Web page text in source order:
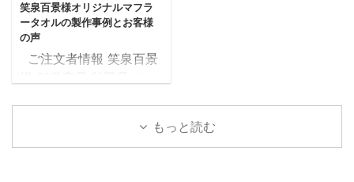
納品 補足 お客様から頂
いた写真を基に製作 目次
1 フェイスタオル製作事
例1.1 デザイン確定までの
流れ1.2 確定したデザイ
ンデータ1.3 完成したタ
オルがこちら2 お客様の
1.3 完成したタオルがこ
ちら2 お客様の声2.1 制
笑泉百景様オリジナルマフラ
ータオルの製作事例とお客様
の声
ご注文者情報 笑泉百景
地 国産生地 プリントの
種類 染料プリント 色数
もっと読む